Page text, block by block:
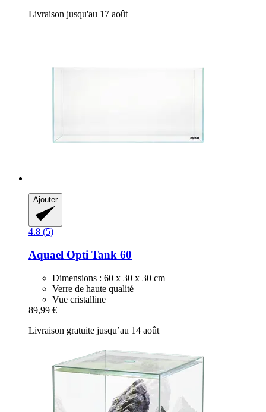
Livraison jusqu'au 17 août
Ajouter
4.8 (5)
Aquael Opti Tank 60
Dimensions : 60 x 30 x 30 cm
Verre de haute qualité
Vue cristalline
89,99 €
Livraison gratuite jusqu’au 14 août